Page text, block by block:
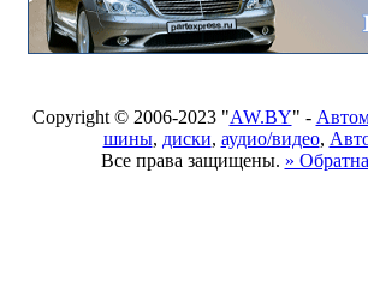
Copyright © 2006-2023 "AW.BY" -
шины, диски, аудио/видео,
Все права защищены. »